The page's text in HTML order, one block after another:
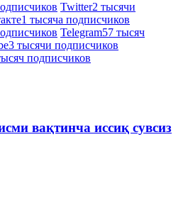
Twitter2 тысячи
1 тысяча подписчиков
Telegram57 тысяч
3 тысячи подписчиков
подписчиков
вақтинча иссиқ сувсиз